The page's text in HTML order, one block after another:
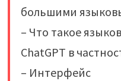
большими
– Что такое
ChatGPT в
– Интерфейс